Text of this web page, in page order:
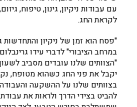
עם עבודות ניקיון, גינון, טיפוח,
לקראת החג.
"פסח הוא זמן של ניקיון והתחדשות
במרחב הציבורי" לדברי עידו
"הצוותים שלנו עובדים מסביב
יקבל את פני החג כשהוא מטופח, נקי
בצוותים שלנו על ההשקעה
להביט בצידי הדרך ולראות את